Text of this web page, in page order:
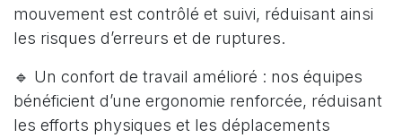
mouvement est contrôlé et suivi, réduisant ainsi
les risques d’erreurs et de ruptures.
🔹 Un confort de travail amélioré : nos équipes
bénéficient d’une ergonomie renforcée, réduisant
les efforts physiques et les déplacements